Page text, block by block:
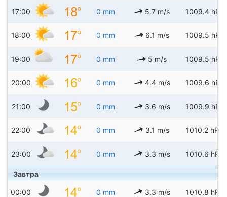
17:00 0 mm 5.7 m/s 1009.4 hPa
18:00 0 mm 6.1 m/s 1009.5 hPa
19:00 0 mm 5 m/s 1009.5 hPa
20:00 0 mm 4.4 m/s 1009.6 hPa
21:00 0 mm 3.6 m/s 1009.9 hPa
22:00 0 mm 3.1 m/s 1010.2 hPa
23:00 0 mm 3.3 m/s 1010.6 hPa
Завтра
00:00 0 mm 3.3 m/s 1010.8 hPa